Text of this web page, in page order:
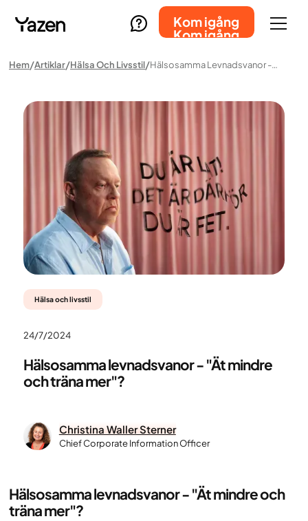
Kom igång
Kom igång
Hem Artiklar Hälsa Och Livsstil Hälsosamma Levnadsvanor - "Ät Mindre Och Träna Mer"?
Hälsa och livsstil
24/7/2024
Hälsosamma levnadsvanor - "Ät mindre
och träna mer"?
Christina Waller Sterner
Chief Corporate Information Officer
Hälsosamma levnadsvanor - "Ät mindre och
träna mer"?